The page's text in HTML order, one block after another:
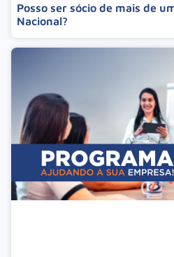
Posso ser sócio de mais de
Nacional?